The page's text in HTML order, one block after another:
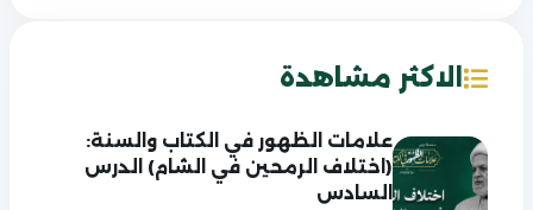
الاكثر مشاهدة
علامات الظهور في الكتاب والسنة:
(اختلاف الرمحين في الشام) الدرس
السادس